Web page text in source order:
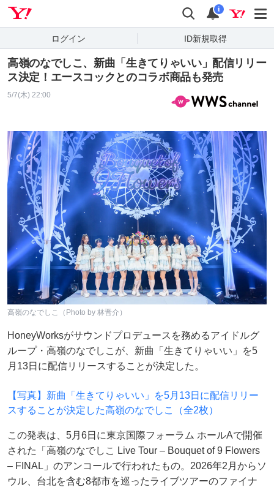
検索 通知
i
ログイン ID新規取得
高嶺のなでしこ、新曲「生きてりゃいい」配信リリー
ス決定！エースコックとのコラボ商品も発売
5/7(木) 22:00
高嶺のなでしこ（Photo by 林晋介）
HoneyWorksがサウンドプロデュースを務めるアイドルグ
ループ・高嶺のなでしこが、新曲「生きてりゃいい」を5
月13日に配信リリースすることが決定した。
【写真】新曲「生きてりゃいい」を5月13日に配信リリー
スすることが決定した高嶺のなでしこ（全2枚）
この発表は、5月6日に東京国際フォーラム ホールAで開催
された「高嶺のなでしこ Live Tour – Bouquet of 9 Flowers
– FINAL」のアンコールで行われたもの。2026年2月からソ
ウル、台北を含む8都市を巡ったライブツアーのファイナ